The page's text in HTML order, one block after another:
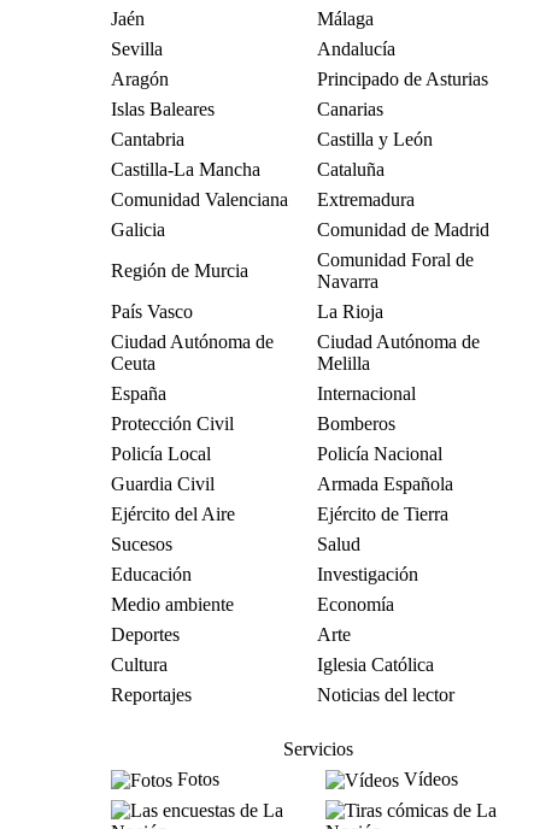
Jaén
Málaga
Sevilla
Andalucía
Aragón
Principado de Asturias
Islas Baleares
Canarias
Cantabria
Castilla y León
Castilla-La Mancha
Cataluña
Comunidad Valenciana
Extremadura
Galicia
Comunidad de Madrid
Región de Murcia
Comunidad Foral de
Navarra
País Vasco
La Rioja
Ciudad Autónoma de
Ceuta
Ciudad Autónoma de
Melilla
España
Internacional
Protección Civil
Bomberos
Policía Local
Policía Nacional
Guardia Civil
Armada Española
Ejército del Aire
Ejército de Tierra
Sucesos
Salud
Educación
Investigación
Medio ambiente
Economía
Deportes
Arte
Cultura
Iglesia Católica
Reportajes
Noticias del lector
Servicios
Fotos
Vídeos